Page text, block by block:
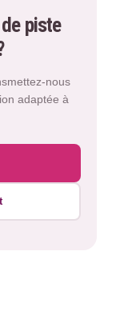
piste
nous
adaptée à